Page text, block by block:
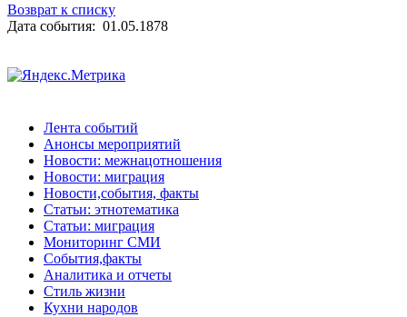
Возврат к списку
Дата события: 01.05.1878
Лента событий
Анонсы мероприятий
Новости: межнацотношения
Новости: миграция
Новости,события, факты
Статьи: этнотематика
Статьи: миграция
Мониторинг СМИ
События,факты
Аналитика и отчеты
Стиль жизни
Кухни народов